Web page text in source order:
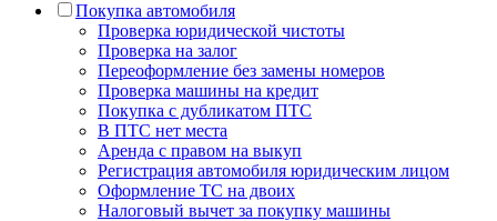
Покупка автомобиля
Проверка юридической чистоты
Проверка на залог
Переоформление без замены номеров
Проверка машины на кредит
Покупка с дубликатом ПТС
В ПТС нет места
Аренда с правом на выкуп
Регистрация автомобиля юридическим лицом
Оформление ТС на двоих
Налоговый вычет за покупку машины